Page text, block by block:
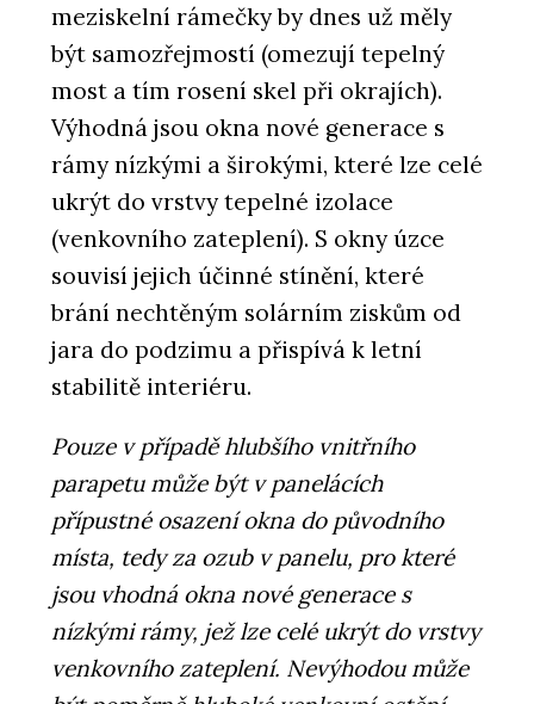
meziskelní rámečky by dnes už měly
být samozřejmostí (omezují tepelný
most a tím rosení skel při okrajích).
Výhodná jsou okna nové generace s
rámy nízkými a širokými, které lze celé
ukrýt do vrstvy tepelné izolace
(venkovního zateplení). S okny úzce
souvisí jejich účinné stínění, které
brání nechtěným solárním ziskům od
jara do podzimu a přispívá k letní
stabilitě interiéru.
Pouze v případě hlubšího vnitřního
parapetu může být v panelácích
přípustné osazení okna do původního
místa, tedy za ozub v panelu, pro které
jsou vhodná okna nové generace s
nízkými rámy, jež lze celé ukrýt do vrstvy
venkovního zateplení. Nevýhodou může